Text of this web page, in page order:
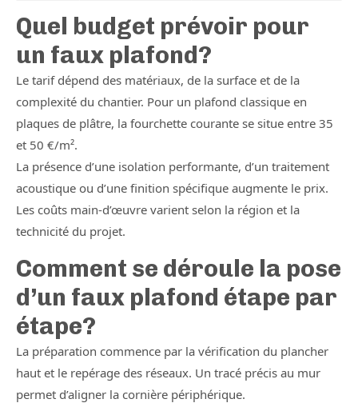
Quel budget prévoir pour
un faux plafond?
Le tarif dépend des matériaux, de la surface et de la
complexité du chantier. Pour un plafond classique en
plaques de plâtre, la fourchette courante se situe entre 35
et 50 €/m².
La présence d’une isolation performante, d’un traitement
acoustique ou d’une finition spécifique augmente le prix.
Les coûts main-d’œuvre varient selon la région et la
technicité du projet.
Comment se déroule la pose
d’un faux plafond étape par
étape?
La préparation commence par la vérification du plancher
haut et le repérage des réseaux. Un tracé précis au mur
permet d’aligner la cornière périphérique.